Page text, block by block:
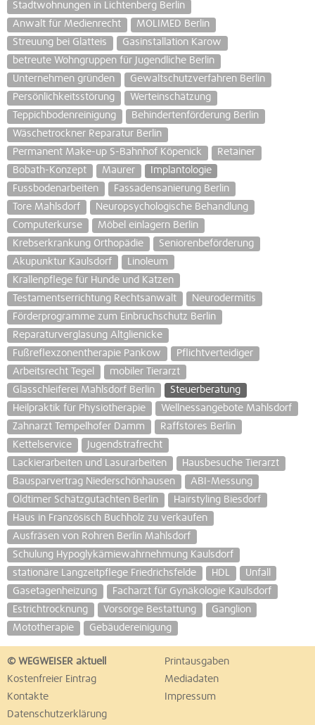
Stadtwohnungen in Lichtenberg Berlin
Anwalt für Medienrecht
MOLIMED Berlin
Streuung bei Glatteis
Gasinstallation Karow
betreute Wohngruppen für Jugendliche Berlin
Unternehmen gründen
Gewaltschutzverfahren Berlin
Persönlichkeitsstörung
Werteinschätzung
Teppichbodenreinigung
Behindertenförderung Berlin
Wäschetrockner Reparatur Berlin
Permanent Make-up S-Bahnhof Köpenick
Retainer
Bobath-Konzept
Maurer
Implantologie
Fussbodenarbeiten
Fassadensanierung Berlin
Tore Mahlsdorf
Neuropsychologische Behandlung
Computerkurse
Möbel einlagern Berlin
Krebserkrankung Orthopädie
Seniorenbeförderung
Akupunktur Kaulsdorf
Linoleum
Krallenpflege für Hunde und Katzen
Testamentserrichtung Rechtsanwalt
Neurodermitis
Förderprogramme zum Einbruchschutz Berlin
Reparaturverglasung Altglienicke
Fußreflexzonentherapie Pankow
Pflichtverteidiger
Arbeitsrecht Tegel
mobiler Tierarzt
Glasschleiferei Mahlsdorf Berlin
Steuerberatung
Heilpraktik für Physiotherapie
Wellnessangebote Mahlsdorf
Zahnarzt Tempelhofer Damm
Raffstores Berlin
Kettelservice
Jugendstrafrecht
Lackierarbeiten und Lasurarbeiten
Hausbesuche Tierarzt
Bausparvertrag Niederschönhausen
ABI-Messung
Oldtimer Schätzgutachten Berlin
Hairstyling Biesdorf
Haus in Französisch Buchholz zu verkaufen
Ausfräsen von Rohren Berlin Mahlsdorf
Schulung Hypoglykämiewahrnehmung Kaulsdorf
stationäre Langzeitpflege Friedrichsfelde
HDL
Unfall
Gasetagenheizung
Facharzt für Gynäkologie Kaulsdorf
Estrichtrocknung
Vorsorge Bestattung
Ganglion
Mototherapie
Gebäudereinigung
© WEGWEISER aktuell
Printausgaben
Kostenfreier Eintrag
Mediadaten
Kontakte
Impressum
Datenschutzerklärung